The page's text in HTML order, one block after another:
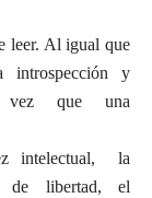
leer. Al igual que
introspección y
que una
intelectual,
la
de libertad, el